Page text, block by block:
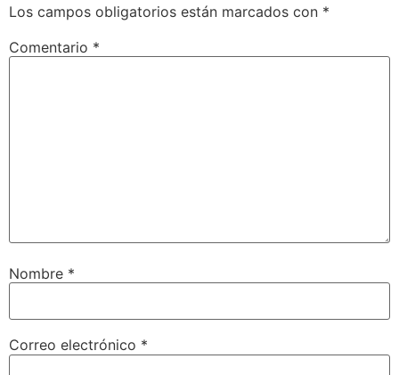
Los campos obligatorios están marcados con *
Comentario *
Nombre *
Correo electrónico *